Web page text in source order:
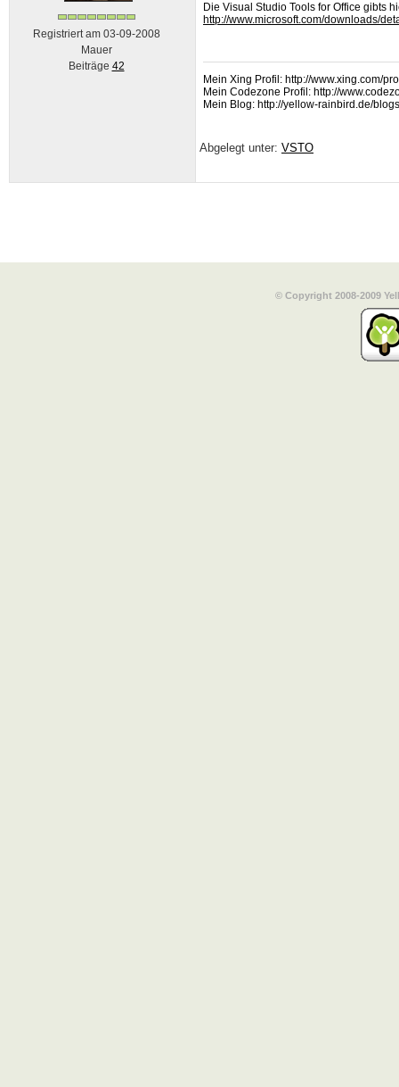
Registriert am 03-09-2008
Mauer
Beiträge 42
Die Visual Studio Tools for Office gibts
http://www.microsoft.com/downloads/
Mein Xing Profil: http://www.xing.com/
Mein Codezone Profil: http://
Mein Blog: http://yellow-rainbird.de/
Abgelegt unter: VSTO
© Copyright 2008-2009